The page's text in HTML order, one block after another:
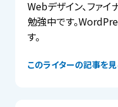
このライターの記事を
Webデザイン、ファ
勉強中です。
す。